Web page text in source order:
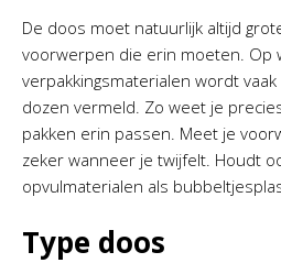
De doos moet natuurlijk altijd
voorwerpen die erin moeten. Op
verpakkingsmaterialen wordt
dozen vermeld. Zo weet je
pakken erin passen. Meet je
zeker wanneer je twijfelt. Houdt
opvulmaterialen als
Type doos